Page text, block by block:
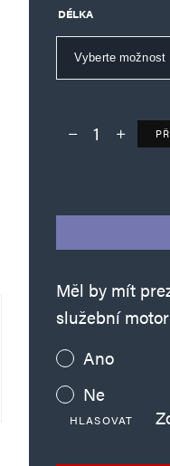
DÉLKA
Deník TO – verze
Měl by mít
služební
Ano
Ne
HLASOVAT